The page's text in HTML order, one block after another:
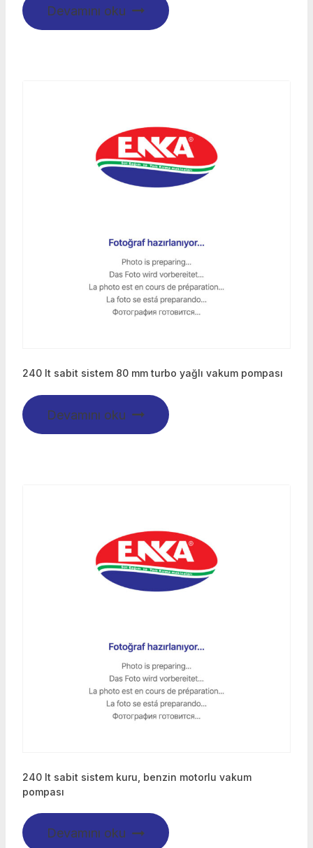
Devamını oku
240 lt sabit sistem 80 mm turbo yağlı vakum pompası
Devamını oku
240 lt sabit sistem kuru, benzin motorlu vakum
pompası
Devamını oku